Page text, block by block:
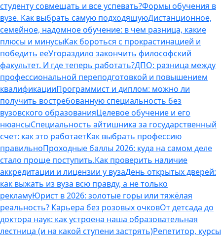
студенту совмещать и все успевать?Формы обучения в
вузе. Как выбрать самую подходящуюДистанционное,
семейное, надомное обучение: в чем разница, какие
плюсы и минусыКак бороться с прокрастинацией и
победить ееУгораздило закончить философский
факультет. И где теперь работать?ДПО: разница между
профессиональной переподготовкой и повышением
квалификацииПрограммист и диплом: можно ли
получить востребованную специальность без
вузовского образованияЦелевое обучение и его
нюансыСпециальность айтишника за государственный
счет: как это работаетКак выбрать профессию
правильноПроходные баллы 2026: куда на самом деле
стало проще поступить.Как проверить наличие
аккредитации и лицензии у вузаДень открытых дверей:
как выжать из вуза всю правду, а не только
рекламуЮрист в 2026: золотые горы или тяжёлая
реальность? Карьера без розовых очковОт детсада до
доктора наук: как устроена наша образовательная
лестница (и на какой ступени застрять)Репетитор, курсы